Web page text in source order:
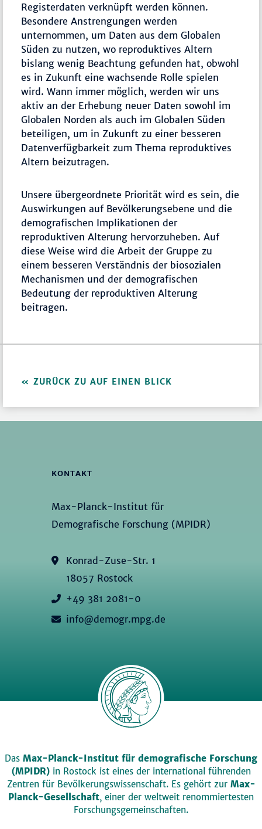
Registerdaten verknüpft werden können.
Besondere Anstrengungen werden
unternommen, um Daten aus dem Globalen
Süden zu nutzen, wo reproduktives Altern
bislang wenig Beachtung gefunden hat, obwohl
es in Zukunft eine wachsende Rolle spielen
wird. Wann immer möglich, werden wir uns
aktiv an der Erhebung neuer Daten sowohl im
Globalen Norden als auch im Globalen Süden
beteiligen, um in Zukunft zu einer besseren
Datenverfügbarkeit zum Thema reproduktives
Altern beizutragen.
Unsere übergeordnete Priorität wird es sein, die
Auswirkungen auf Bevölkerungsebene und die
demografischen Implikationen der
reproduktiven Alterung hervorzuheben. Auf
diese Weise wird die Arbeit der Gruppe zu
einem besseren Verständnis der biosozialen
Mechanismen und der demografischen
Bedeutung der reproduktiven Alterung
beitragen.
ZURÜCK ZU AUF EINEN BLICK
KONTAKT
Max-Planck-Institut für
Demografische Forschung (MPIDR)
Konrad-Zuse-Str. 1
18057 Rostock
+49 381 2081-0
info@demogr.mpg.de
Das Max-Planck-Institut für demografische Forschung
(MPIDR)in Rostock ist eines der international führenden
Zentren für Bevölkerungswissenschaft. Es gehört zur Max-
Planck-Gesellschaft, einer der weltweit renommiertesten
Forschungsgemeinschaften.